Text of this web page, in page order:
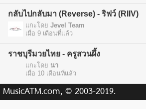
กลับไปกลับมา (Reverse) - ริฟว์ (RIIV)
แกะโดย Jevel Team
เมื่อ 9 เดือนที่แล้ว
ราชบุรีมวยไทย - ครูสวนผึ้ง
แกะโดย นา
เมื่อ 10 เดือนที่แล้ว
MusicATM.com, © 2003-2019.